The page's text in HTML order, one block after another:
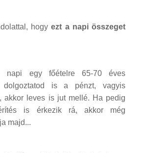
hogyezt a napi összeget
napi egy főételre 65-70 éves
dolgoztatod is a pénzt, vagyis
akkor leves is jut mellé. Ha pedig
is érkezik rá, akkor még
majd...